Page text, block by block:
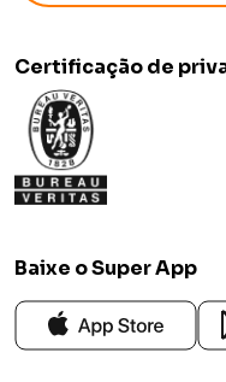
Certificação de
Baixe o Super App